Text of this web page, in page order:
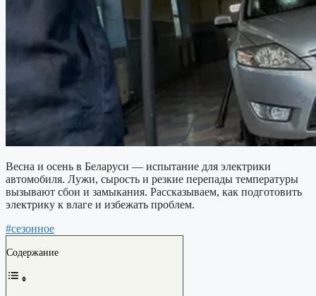
Весна и осень в Беларуси — испытание для электрики
автомобиля. Лужи, сырость и резкие перепады температуры
вызывают сбои и замыкания. Рассказываем, как подготовить
электрику к влаге и избежать проблем.
#сезонное
Содержание